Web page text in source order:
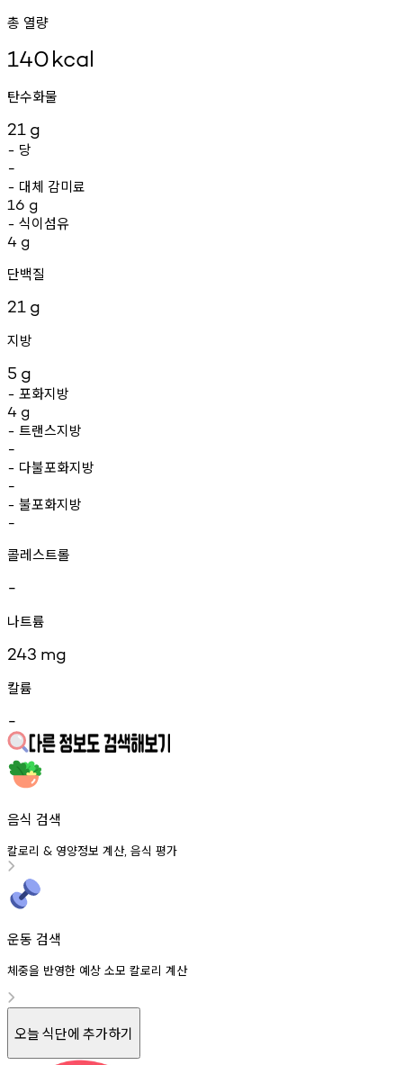
총 열량
140kcal
탄수화물
21 g
- 당
-
- 대체 감미료
16 g
- 식이섬유
4 g
단백질
21 g
지방
5 g
- 포화지방
4 g
- 트랜스지방
-
- 다불포화지방
-
- 불포화지방
-
콜레스트롤
-
나트륨
243 mg
칼륨
-
음식 검색
칼로리 & 영양정보 계산, 음식 평가
운동 검색
체중을 반영한 예상 소모 칼로리 계산
오늘 식단에 추가하기